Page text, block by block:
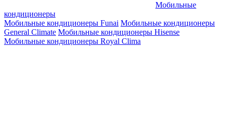
Мобильные
кондиционеры
Мобильные кондиционеры Funai Мобильные кондиционеры
General Climate Мобильные кондиционеры Hisense
Мобильные кондиционеры Royal Clima